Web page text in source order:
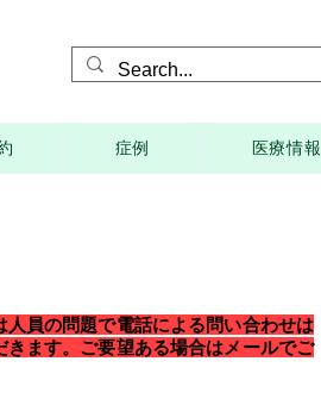
症例 医療情報
員の問題で電話による問い合わせは
きます。ご要望ある場合はメールでご